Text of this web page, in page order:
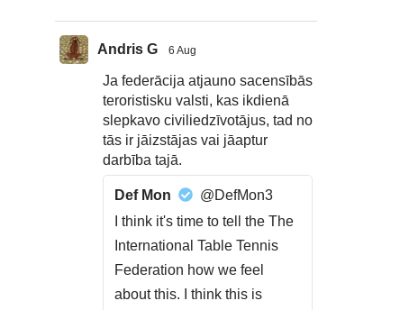
Andris G 6 Aug
Ja federācija atjauno sacensībās
teroristisku valsti, kas ikdienā
slepkavo civiliedzīvotājus, tad no
tās ir jāizstājas vai jāaptur
darbība tajā.
Def Mon
@DefMon3
I think it's time to tell the The
International Table Tennis
Federation how we feel
about this. I think this is